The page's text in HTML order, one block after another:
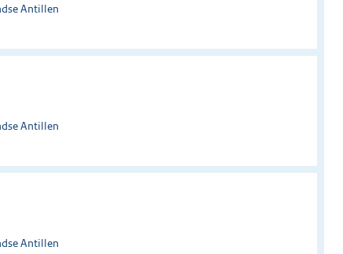
Antillen
Antillen
Antillen